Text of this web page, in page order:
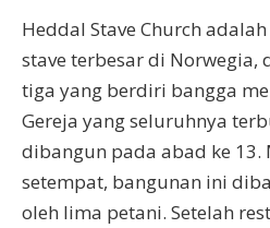
Heddal Stave Church
stave terbesar di Norwegia,
tiga yang berdiri bangga
Gereja yang seluruhnya
dibangun pada abad ke 13.
setempat, bangunan ini
oleh lima petani. Setelah